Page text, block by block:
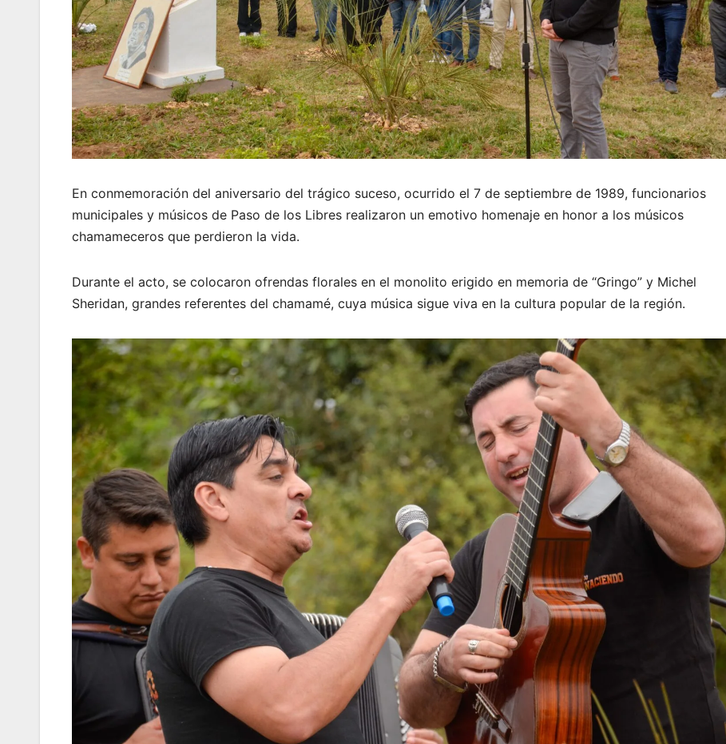
En conmemoración del aniversario del trágico suceso, ocurrido el 7 de septiembre de 1989, funcionarios
municipales y músicos de Paso de los Libres realizaron un emotivo homenaje en honor a los músicos
chamameceros que perdieron la vida.
Durante el acto, se colocaron ofrendas florales en el monolito erigido en memoria de “Gringo” y Michel
Sheridan, grandes referentes del chamamé, cuya música sigue viva en la cultura popular de la región.